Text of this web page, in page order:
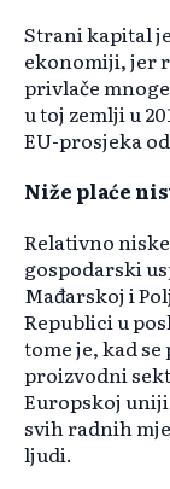
Strani kapital
ekonomiji, jer
privlače
u toj zemlji u
EU-prosjeka
Niže plaće
Relativno
gospodarski
Mađarskoj i
Republici u
tome je, kad
proizvodni
Europskoj
svih radnih
ljudi.